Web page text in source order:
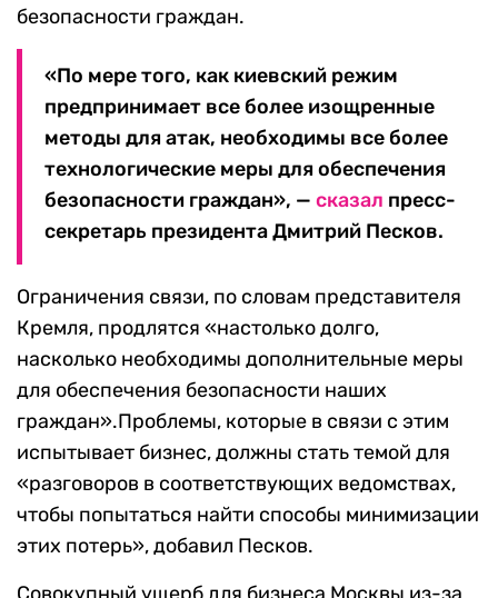
безопасности граждан.
«По мере того, как киевский режим
предпринимает все более изощренные
методы для атак, необходимы все более
технологические меры для обеспечения
безопасности граждан», — сказал пресс-
секретарь президента Дмитрий Песков.
Ограничения связи, по словам представителя
Кремля, продлятся «настолько долго,
насколько необходимы дополнительные меры
для обеспечения безопасности наших
граждан».Проблемы, которые в связи с этим
испытывает бизнес, должны стать темой для
«разговоров в соответствующих ведомствах,
чтобы попытаться найти способы минимизации
этих потерь», добавил Песков.